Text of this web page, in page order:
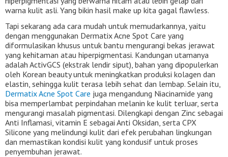
warna kulit asli. Yang bikin hasil make up kita gagal flawless.
Tapi sekarang ada cara mudah untuk memudarkannya, yaitu
dengan menggunakan Dermatix Acne Spot Care yang
diformulasikan khusus untuk bantu mengurangi bekas jerawat
yang kehitaman atau hiperpigmentasi. Kandungan utamanya
adalah ActivGCS (ekstrak lendir siput), bahan yang dipopulerkan
oleh Korean beauty untuk meningkatkan produksi kolagen dan
elastin, sehingga kulit terasa lebih sehat dan lembap. Selain itu,
Dermatix Acne Spot Care juga mengandung Niacinamide yang
bisa memperlambat perpindahan melanin ke kulit terluar, serta
mengurangi masalah pigmentasi. Dilengkapi dengan Zinc sebagai
Anti Inflamasi, vitamin E sebagai Anti Oksidan, serta CPX
Silicone yang melindungi kulit dari efek perubahan lingkungan
dan memastikan kondisi kulit yang kondusif untuk proses
penyembuhan jerawat.